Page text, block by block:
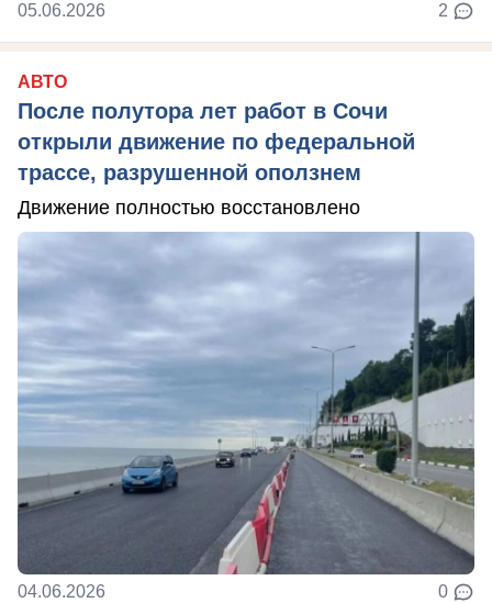
05.06.2026 2
АВТО
После полутора лет работ в Сочи
открыли движение по федеральной
трассе, разрушенной оползнем
Движение полностью восстановлено
04.06.2026 0